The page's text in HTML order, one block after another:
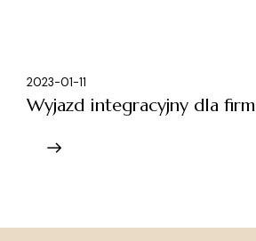
2023-01-11
Wyjazd integracyjny dla firm